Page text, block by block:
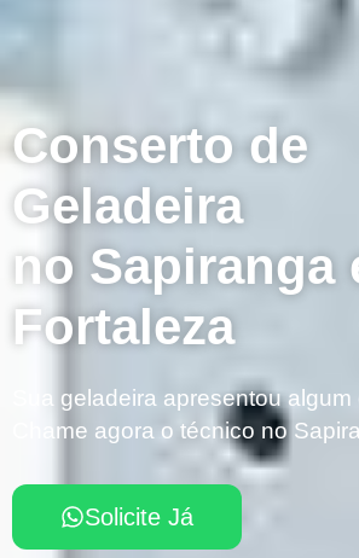
Conserto de
Geladeira
no Sapiranga
Fortaleza
Sua geladeira apresentou algum
Chame agora o técnico no
Solicite Já